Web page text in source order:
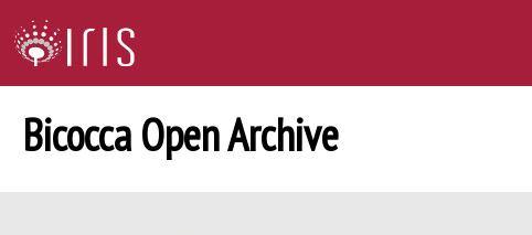
Bicocca Open Archive